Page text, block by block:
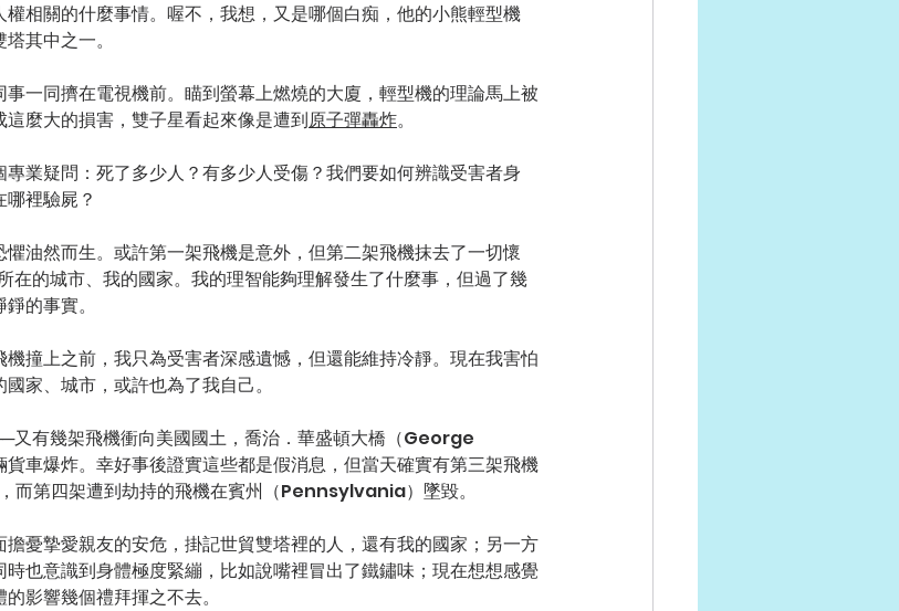
相關的什麼事情。喔不，我想，又是哪個白痴，他的小熊輕型機
其中之一。
一同擠在電視機前。瞄到螢幕上燃燒的大廈，輕型機的理論馬上被
麼大的損害，雙子星看起來像是遭到原子彈轟炸。
業疑問：死了多少人？有多少人受傷？我們要如何辨識受害者身
裡驗屍？
油然而生。或許第一架飛機是意外，但第二架飛機抹去了一切懷
在的城市、我的國家。我的理智能夠理解發生了什麼事，但過了幾
的事實。
撞上之前，我只為受害者深感遺憾，但還能維持冷靜。現在我害怕
家、城市，或許也為了我自己。
又有幾架飛機衝向美國國土，喬治．華盛頓大橋（George
爆炸。幸好事後證實這些都是假消息，但當天確實有第三架飛機
第四架遭到劫持的飛機在賓州（Pennsylvania）墜毀。
憂摯愛親友的安危，掛記世貿雙塔裡的人，還有我的國家；另一方
也意識到身體極度緊繃，比如說嘴裡冒出了鐵鏽味；現在想想感覺
影響幾個禮拜揮之不去。